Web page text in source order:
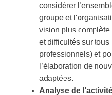
considérer
groupe et
vision plus
et difficultés sur
professionnels) et
l’élaboration de
adaptées.
Analyse de